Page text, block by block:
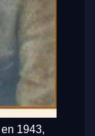
1943,